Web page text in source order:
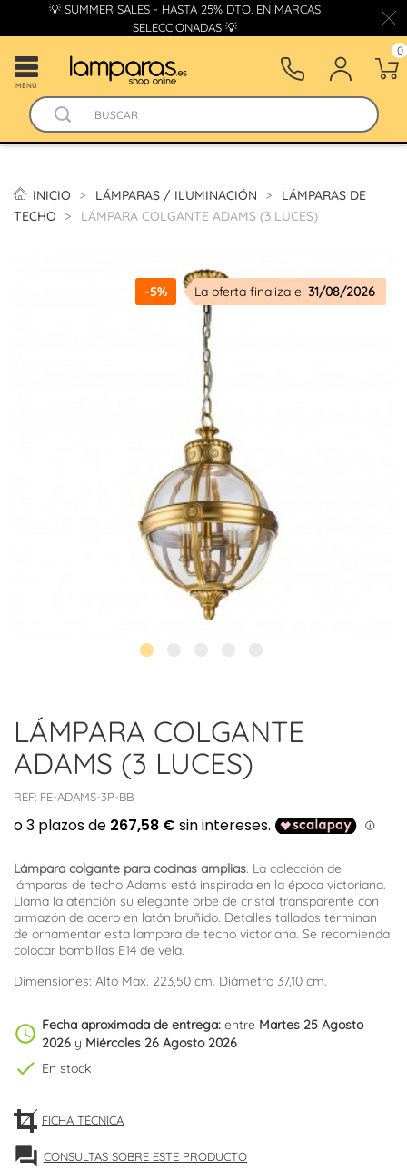
💡 SUMMER SALES - HASTA 25% DTO. EN MARCAS
SELECCIONADAS 💡
MENÚ
0
INICIO LÁMPARAS / ILUMINACIÓN
LÁMPARAS DE
TECHO
LÁMPARA COLGANTE ADAMS (3 LUCES)
-5% La oferta finaliza el 31/08/2026
LÁMPARA COLGANTE
ADAMS (3 LUCES)
REF: FE-ADAMS-3P-BB
Lámpara colgante para cocinas amplias. La colección de
lámparas de techo Adams está inspirada en la época victoriana.
Llama la atención su elegante orbe de cristal transparente con
armazón de acero en latón bruñido. Detalles tallados terminan
de ornamentar esta lampara de techo victoriana. Se recomienda
colocar bombillas E14 de vela.
Dimensiones: Alto Max. 223,50 cm. Diámetro 37,10 cm.
schedule Fecha aproximada de entrega: entre Martes 25 Agosto
2026 y Miércoles 26 Agosto 2026
check En stock
FICHA TÉCNICA
forum CONSULTAS SOBRE ESTE PRODUCTO